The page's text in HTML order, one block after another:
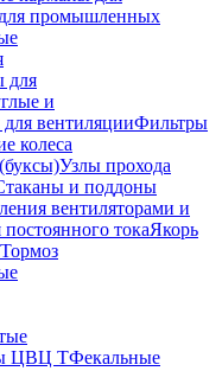
промышленных
для
и
вентиляцииФильтры
колеса
Узлы прохода
и поддоны
вентиляторами и
токаЯкорь
Тормоз
ЦВЦ ТФекальные